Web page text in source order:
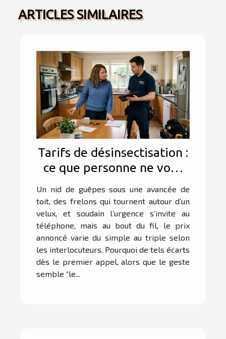
ARTICLES SIMILAIRES
Tarifs de désinsectisation :
ce que personne ne vous
dit lors du premier appel
Un nid de guêpes sous une avancée de
toit, des frelons qui tournent autour d’un
velux, et soudain l’urgence s’invite au
téléphone, mais au bout du fil, le prix
annoncé varie du simple au triple selon
les interlocuteurs. Pourquoi de tels écarts
dès le premier appel, alors que le geste
semble “le...